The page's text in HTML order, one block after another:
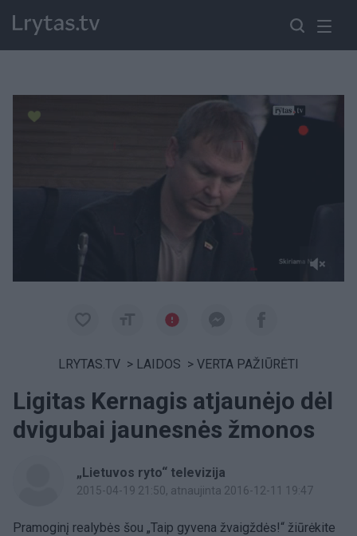
LRYTAS.TV > LAIDOS > VERTA PAŽIŪRĖTI
Ligitas Kernagis atjaunėjo dėl
dvigubai jaunesnės žmonos
„Lietuvos ryto“ televizija
2015-04-19 21:50, atnaujinta 2016-12-11 19:47
Pramoginį realybės šou „Taip gyvena žvaigždės!“ žiūrėkite